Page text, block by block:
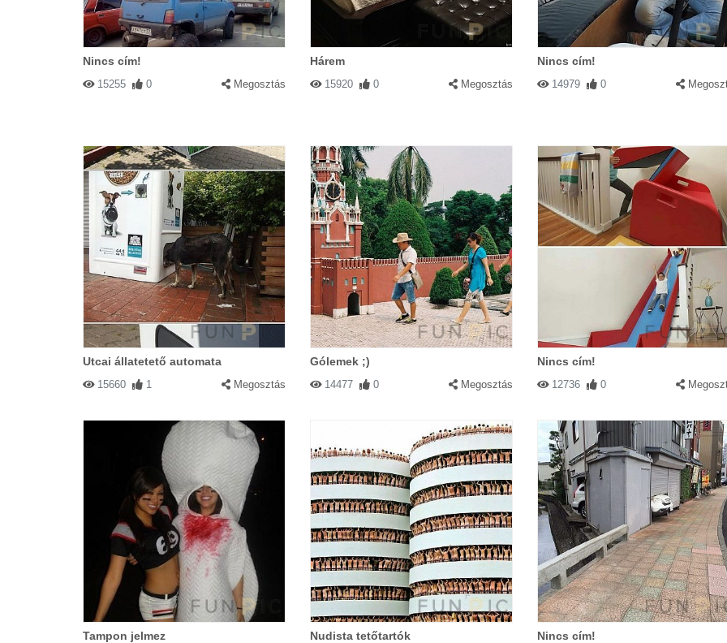
Nincs cím!
15255 0 Megosztás
Hárem
15920 0 Megosztás
Nincs cím!
14979 0
Utcai állatetető automata
15660 1 Megosztás
Gólemek ;)
14477 0 Megosztás
Nincs cím!
12736 0
Tampon jelmez Nudista tetőtartók Nincs cím!